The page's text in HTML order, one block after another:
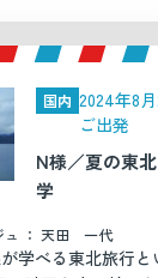
国内 2024年8月
ご出発
N様／夏の東
学
ュ ： 天田 一代
学べる東北旅行と